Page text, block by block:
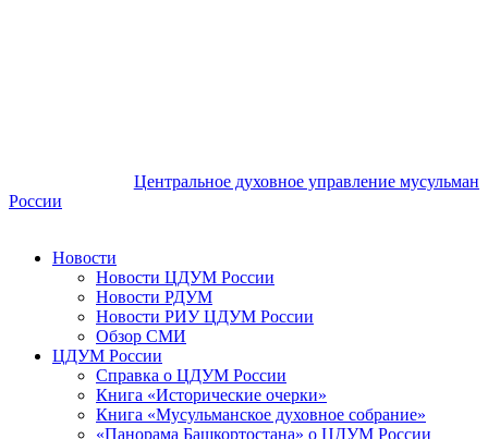
Центральное духовное управление мусульман
России
Новости
Новости ЦДУМ России
Новости РДУМ
Новости РИУ ЦДУМ России
Обзор СМИ
ЦДУМ России
Справка о ЦДУМ России
Книга «Исторические очерки»
Книга «Мусульманское духовное собрание»
«Панорама Башкортостана» о ЦДУМ России